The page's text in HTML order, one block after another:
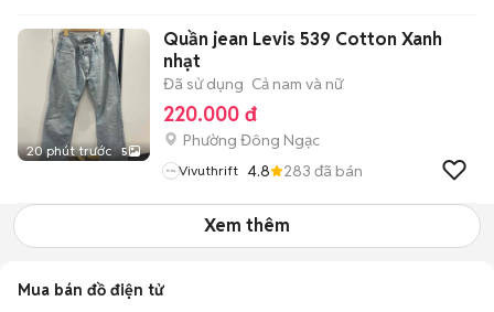
20 phút trước 5
Quần jean Levis 539 Cotton Xanh
nhạt
Đã sử dụng Cả nam và nữ
220.000 đ
Phường Đông Ngạc
Vivuthrift 4.8 283 đã bán
Xem thêm
Mua bán đồ điện tử